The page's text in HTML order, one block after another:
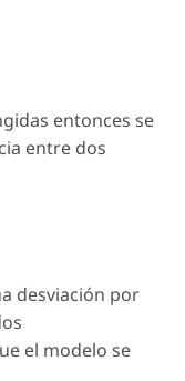
entonces se
entre dos
desviación por
el modelo se